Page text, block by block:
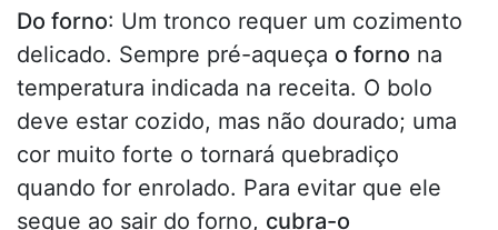
Do forno: Um tronco requer um cozimento
delicado. Sempre pré-aqueça o forno na
temperatura indicada na receita. O bolo
deve estar cozido, mas não dourado; uma
cor muito forte o tornará quebradiço
quando for enrolado. Para evitar que ele
seque ao sair do forno, cubra-o